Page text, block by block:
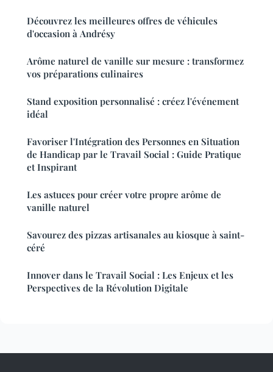
Découvrez les meilleures offres de véhicules
d'occasion à Andrésy
Arôme naturel de vanille sur mesure : transformez
vos préparations culinaires
Stand exposition personnalisé : créez l'événement
idéal
Favoriser l'Intégration des Personnes en Situation
de Handicap par le Travail Social : Guide Pratique
et Inspirant
Les astuces pour créer votre propre arôme de
vanille naturel
Savourez des pizzas artisanales au kiosque à saint-
céré
Innover dans le Travail Social : Les Enjeux et les
Perspectives de la Révolution Digitale